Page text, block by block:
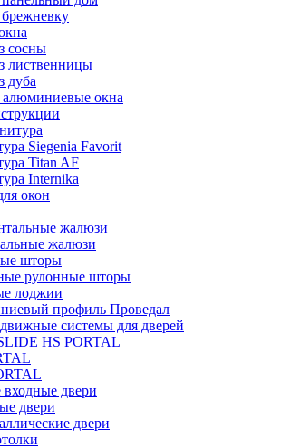
сосны
лиственницы
дуба
алюминиевые окна
Siegenia Favorit
Titan AF
Internika
окон
жалюзи
жалюзи
шторы
рулонные шторы
лоджии
профиль Проведал
системы для дверей
HS PORTAL
двери
двери
двери